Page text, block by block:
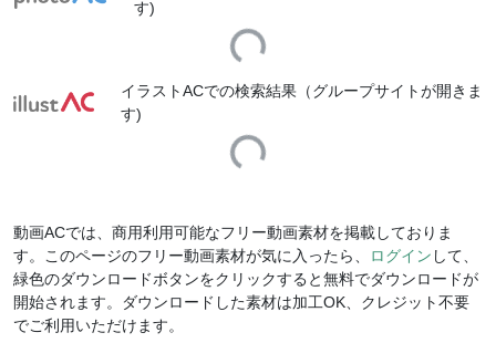
す)
Loading...
イラストACでの検索結果（グループサイトが開きま
す)
Loading...
動画ACでは、商用利用可能なフリー動画素材を掲載しておりま
す。このページのフリー動画素材が気に入ったら、
ログイン して、
緑色のダウンロードボタンをクリックすると無料でダウンロードが
開始されます。ダウンロードした素材は加工OK、クレジット不要
でご利用いただけます。